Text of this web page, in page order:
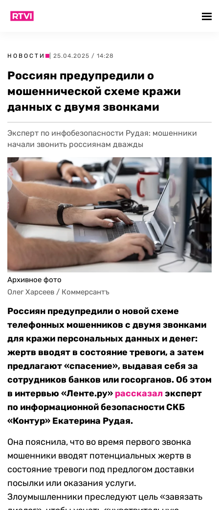
НОВОСТИ | 25.04.2025 / 14:28
Россиян предупредили о
мошеннической схеме кражи
данных с двумя звонками
Эксперт по инфобезопасности Рудая: мошенники
начали звонить россиянам дважды
Архивное фото
Олег Харсеев / Коммерсантъ
Россиян предупредили о новой схеме
телефонных мошенников с двумя звонками
для кражи персональных данных и денег:
жертв вводят в состояние тревоги, а затем
предлагают «спасение», выдавая себя за
сотрудников банков или госорганов. Об этом
в интервью «Ленте.ру» рассказалэксперт
по информационной безопасности СКБ
«Контур» Екатерина Рудая.
Она пояснила, что во время первого звонка
мошенники вводят потенциальных жертв в
состояние тревоги под предлогом доставки
посылки или оказания услуги.
Злоумышленники преследуют цель «завязать